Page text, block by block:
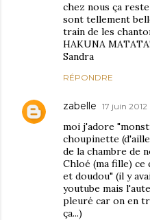
chez nous ça
sont tellement
train de les
HAKUNA
Sandra
RÉPONDRE
zabelle 17 juin 2012
moi j'adore
choupinette
de la chambre de
Chloé (ma fille)
et doudou" (il y
youtube mais
pleuré car on en
ça...)